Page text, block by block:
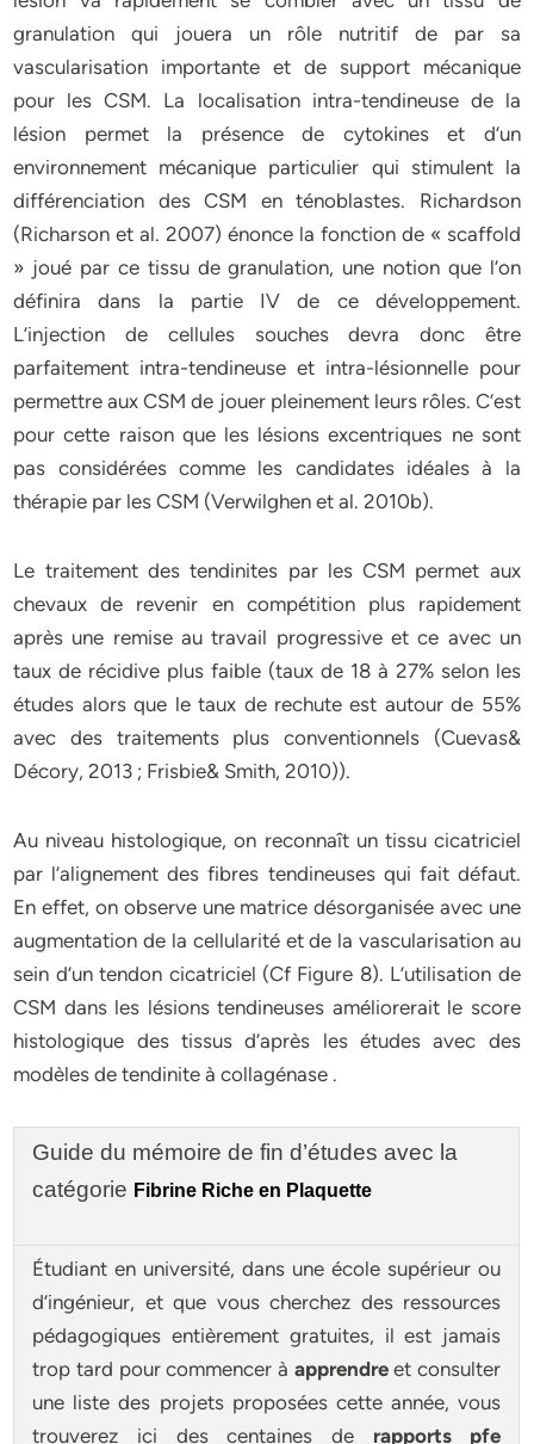
granulation qui jouera un rôle nutritif de par sa
vascularisation importante et de support mécanique
pour les CSM. La localisation intra-tendineuse de la
lésion permet la présence de cytokines et d’un
environnement mécanique particulier qui stimulent la
différenciation des CSM en ténoblastes. Richardson
(Richarson et al. 2007) énonce la fonction de « scaffold
» joué par ce tissu de granulation, une notion que l’on
définira dans la partie IV de ce développement.
L’injection de cellules souches devra donc être
parfaitement intra-tendineuse et intra-lésionnelle pour
permettre aux CSM de jouer pleinement leurs rôles. C’est
pour cette raison que les lésions excentriques ne sont
pas considérées comme les candidates idéales à la
thérapie par les CSM (Verwilghen et al. 2010b).
Le traitement des tendinites par les CSM permet aux
chevaux de revenir en compétition plus rapidement
après une remise au travail progressive et ce avec un
taux de récidive plus faible (taux de 18 à 27% selon les
études alors que le taux de rechute est autour de 55%
avec des traitements plus conventionnels (Cuevas&
Décory, 2013 ; Frisbie& Smith, 2010)).
Au niveau histologique, on reconnaît un tissu cicatriciel
par l’alignement des fibres tendineuses qui fait défaut.
En effet, on observe une matrice désorganisée avec une
augmentation de la cellularité et de la vascularisation au
sein d’un tendon cicatriciel (Cf Figure 8). L’utilisation de
CSM dans les lésions tendineuses améliorerait le score
histologique des tissus d’après les études avec des
modèles de tendinite à collagénase .
Guide du mémoire de fin d’études avec la
catégorie Fibrine Riche en Plaquette
Étudiant en université, dans une école supérieur ou
d’ingénieur, et que vous cherchez des ressources
pédagogiques entièrement gratuites, il est jamais
trop tard pour commencer à apprendreet consulter
une liste des projets proposées cette année, vous
trouverez ici des centaines de rapports pfe